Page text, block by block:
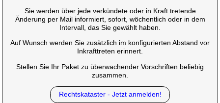
Sie werden über jede verkündete oder in Kraft tretende
Änderung per Mail informiert, sofort, wöchentlich oder in dem
Intervall, das Sie gewählt haben.
Auf Wunsch werden Sie zusätzlich im konfigurierten Abstand vor
Inkrafttreten erinnert.
Stellen Sie Ihr Paket zu überwachender Vorschriften beliebig
zusammen.
Rechtskataster - Jetzt anmelden!